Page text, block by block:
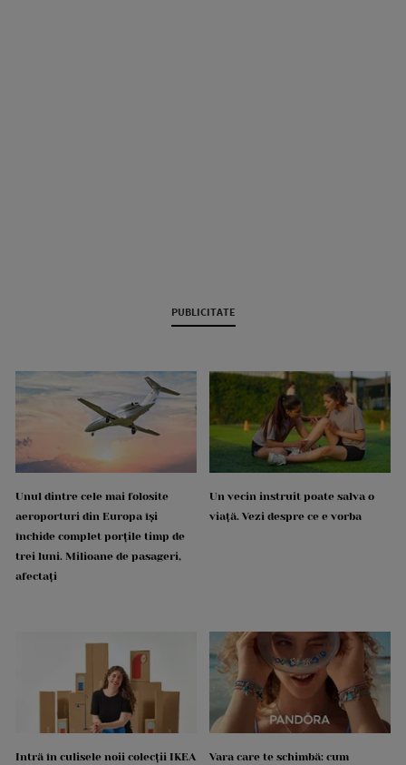
PUBLICITATE
Unul dintre cele mai folosite
aeroporturi din Europa își
închide complet porțile timp de
trei luni. Milioane de pasageri,
afectați
Un vecin instruit poate salva o
viață. Vezi despre ce e vorba
Intră în culisele noii colecții IKEA
Vara care te schimbă: cum